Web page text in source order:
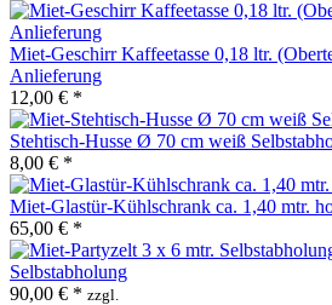
Miet-Geschirr Kaffeetasse 0,18 ltr.
Anlieferung
12,00 € *
Stehtisch-Husse Ø 70 cm weiß
8,00 € *
Miet-Glastür-Kühlschrank ca. 1,40 mtr.
65,00 € *
Selbstabholung
90,00 € * zzgl.